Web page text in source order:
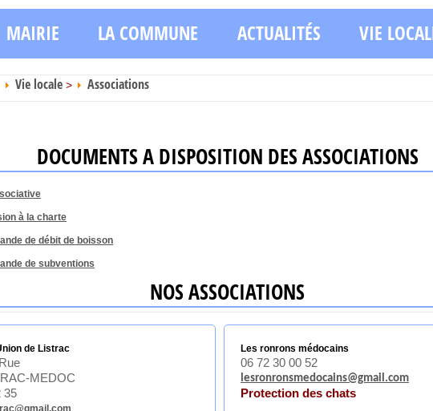
MAIRIE LA COMMUNE ACTUALITÉS VIE
Vie locale > Associations
DOCUMENTS A DISPOSITION DES ASSOCIATIONS
à la charte
de débit de boisson
de subventions
NOS ASSOCIATIONS
de Listrac
MEDOC
35
Les ronrons médocains
06 72 30 00 52
lesronronsmedocains@gmail.com
Protection des chats